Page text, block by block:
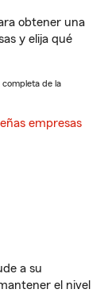
obtener una
y elija qué
completa de la
empresas
a su
el nivel